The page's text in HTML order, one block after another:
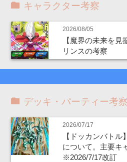
キャラクター考察
2026/08/05
【魔界の未来を
リンスの考察
デッキ・パーティー考察
2026/07/17
【ドッカンバトル
について。主要キ
※2026/7/17改訂